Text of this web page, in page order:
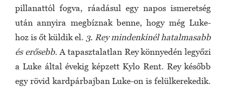
pillanattól fogva, ráadásul egy napos ismeretség
után annyira megbíznak benne, hogy még Luke-
hoz is őt küldik el. 3. Rey mindenkinél hatalmasabb
és erősebb. A tapasztalatlan Rey könnyedén legyőzi
a Luke által évekig képzett Kylo Rent. Rey később
egy rövid kardpárbajban Luke-on is felülkerekedik.